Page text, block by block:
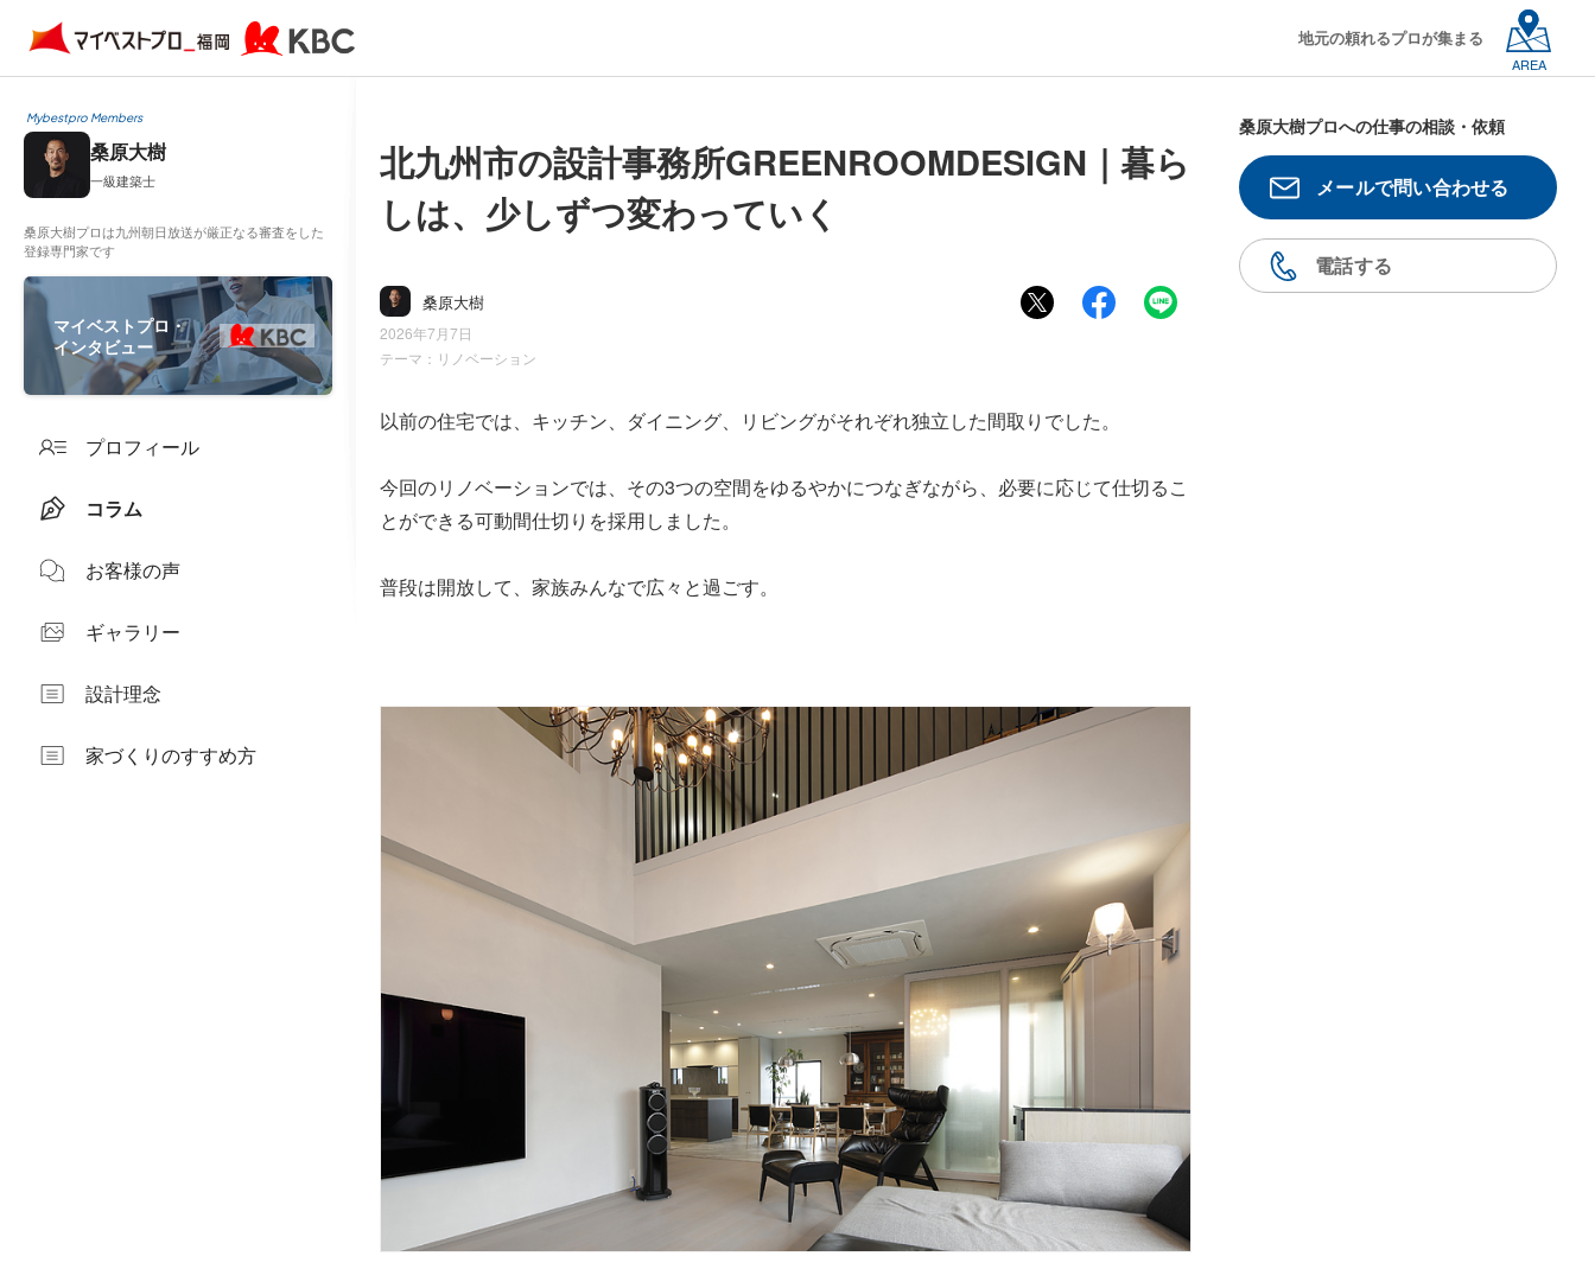
地元の頼れるプロが集まる
AREA
Mybestpro Members
桑原大樹
一級建築士
桑原大樹プロは九州朝日放送が厳正なる審査をした
登録専門家です
マイベストプロ・
インタビュー
プロフィール
コラム
お客様の声
ギャラリー
設計理念
家づくりのすすめ方
北九州市の設計事務所GREENROOMDESIGN｜暮ら
しは、少しずつ変わっていく
桑原大樹
2026年7月7日
テーマ： リノベーション
以前の住宅では、キッチン、ダイニング、リビングがそれぞれ独立した間取りでした。
今回のリノベーションでは、その3つの空間をゆるやかにつなぎながら、必要に応じて仕切るこ
とができる可動間仕切りを採用しました。
普段は開放して、家族みんなで広々と過ごす。
桑原大樹プロへの仕事の相談・依頼
メールで問い合わせる
電話する